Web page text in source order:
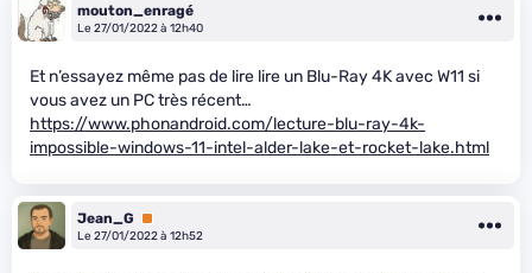
mouton_enragé
Le 27/01/2022 à 12h40
Et n’essayez même pas de lire lire un Blu-Ray 4K avec W11 si
vous avez un PC très récent…
https://www.phonandroid.com/lecture-blu-ray-4k-
impossible-windows-11-intel-alder-lake-et-rocket-lake.html
Jean_G
Premium
Le 27/01/2022 à 12h52